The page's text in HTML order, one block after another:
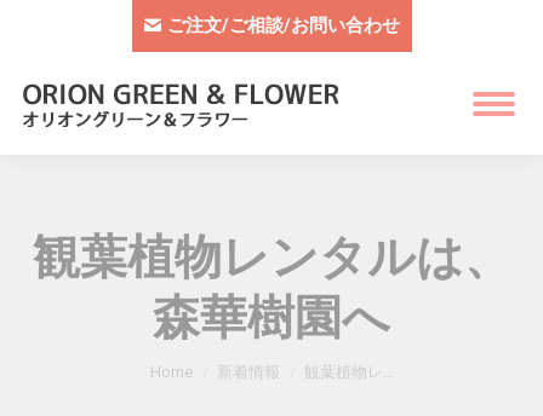
ご注文/ご相談/お問い合わせ
観葉植物レンタルは、
森華樹園へ
You are here:
Home 新着情報 観葉植物レ…